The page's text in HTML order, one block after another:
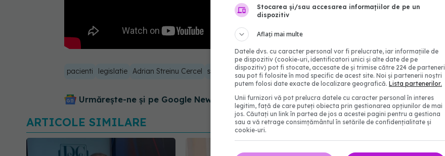
pacienti legislatie Adrian Streinu Cercel strategie medicmaente taxa claw-back
Urmărește-ne și pe Google News - abonează‑te!
ARTICOLE SIMILARE
Stocarea și/sau accesarea informațiilor de pe un
dispozitiv
Aflați mai multe
Datele dvs. cu caracter personal vor fi prelucrate, iar informațiile de
pe dispozitiv (cookie-uri, identificatori unici și alte date de pe
dispozitiv) pot fi stocate, accesate de și trimise către 224 de parteneri
sau pot fi folosite în mod specific de acest site. Noi și partenerii noștri
putem folosi date exacte de localizare geografică. Lista partenerilor.
Unii furnizori vă pot prelucra datele cu caracter personal în interes
legitim, față de care puteți obiecta prin gestionarea opțiunilor de mai
jos. Căutați un link în partea de jos a acestei pagini pentru a gestiona
sau a vă retrage consimțământul în setările de confidențialitate și
cookie-uri.